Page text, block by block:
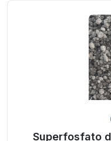
Superfosfato